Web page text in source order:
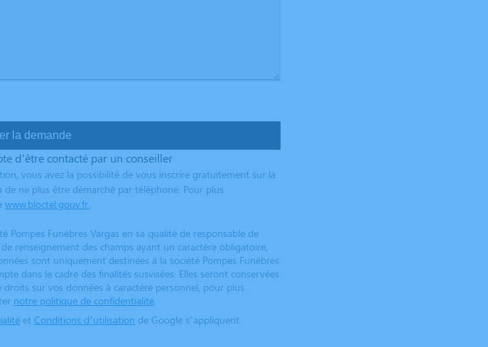
la demande
d’être contacté par un conseiller
vous avez la possibilité de vous inscrire gratuitement sur la
ne plus être démarché par téléphone. Pour plus
www.bloctel.gouv.fr..
Pompes Funèbres Vargas en sa qualité de responsable de
renseignement des champs ayant un caractère obligatoire,
sont uniquement destinées à la société Pompes Funèbres
dans le cadre des finalités susvisées. Elles seront conservées
sur vos données à caractère personnel, pour plus
notre politique de confidentialité.
et Conditions d’utilisation de Google s’appliquent.